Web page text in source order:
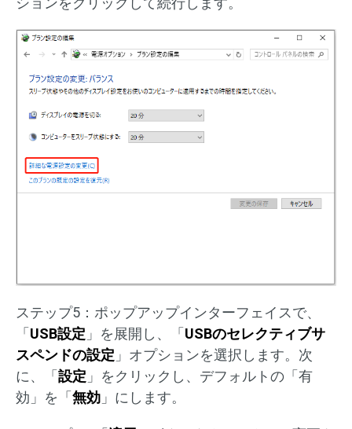
ステップ5：ポップアップインターフェイスで、
「USB設定 」を展開し、「USBのセレクティブサ
スペンドの設定 」オプションを選択します。次
に、「設定 」をクリックし、デフォルトの「有
効」を「無効 」にします。